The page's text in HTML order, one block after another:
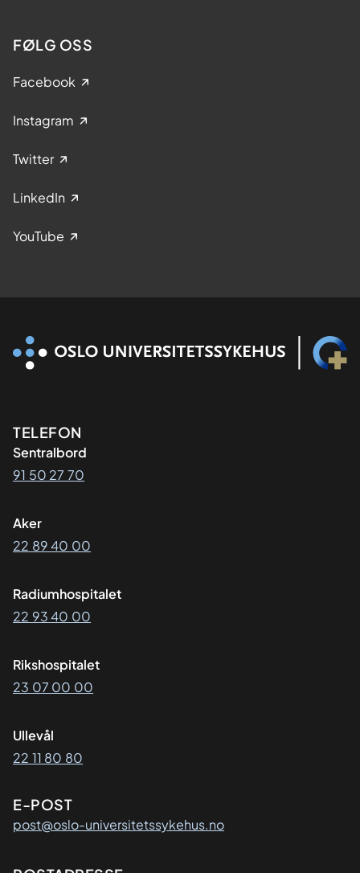
FØLG OSS
Facebook
Instagram
Twitter
LinkedIn
YouTube
Kontaktinformasjon
TELEFON
Sentralbord
91 50 27 70
Aker
22 89 40 00
Radiumhospitalet
22 93 40 00
Rikshospitalet
23 07 00 00
Ullevål
22 11 80 80
E-POST
post@oslo-universitetssykehus.no